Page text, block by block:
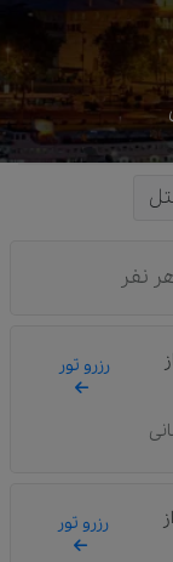
نفر
از
رزرو تور
از
رزرو تور